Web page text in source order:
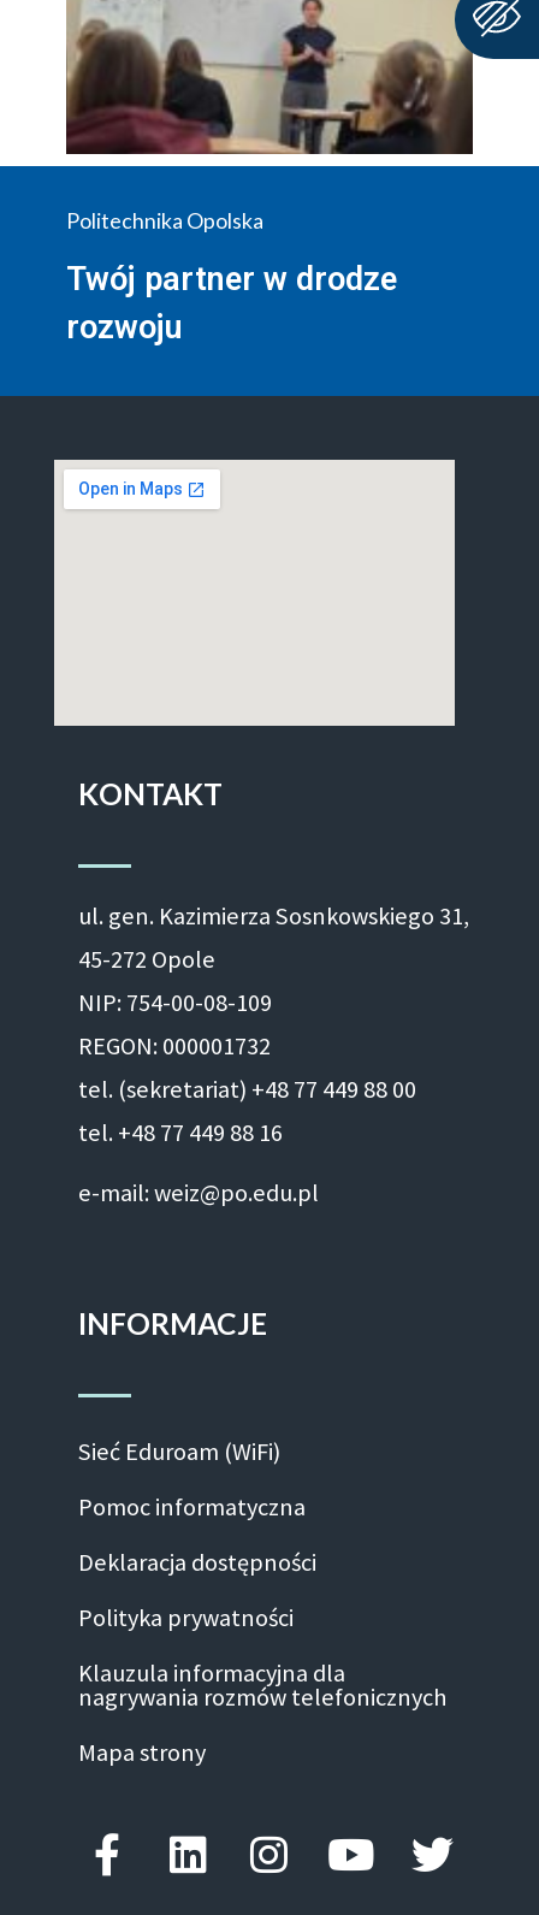
Politechnika Opolska
Twój partner w drodze
rozwoju
KONTAKT
ul. gen. Kazimierza Sosnkowskiego 31,
45-272 Opole
NIP: 754-00-08-109
REGON: 000001732
tel. (sekretariat) +48 77 449 88 00
tel. +48 77 449 88 16
e-mail: weiz@po.edu.pl
INFORMACJE
Sieć Eduroam (WiFi)
Pomoc informatyczna
Deklaracja dostępności
Polityka prywatności
Klauzula informacyjna dla
nagrywania rozmów telefonicznych
Mapa strony
Facebook-f
LinkedinInstagram
Youtube